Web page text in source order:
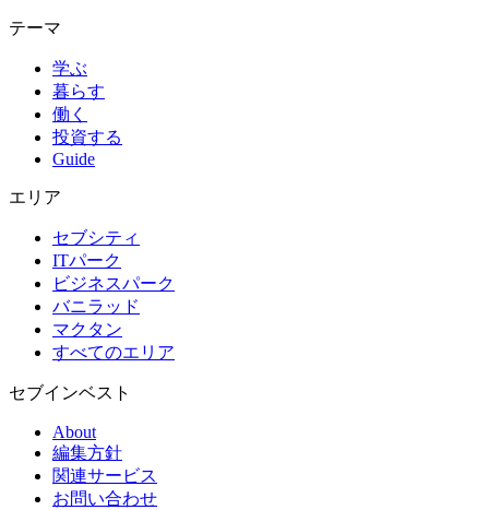
テーマ
学ぶ
暮らす
働く
投資する
Guide
エリア
セブシティ
ITパーク
ビジネスパーク
バニラッド
マクタン
すべてのエリア
セブインベスト
About
編集方針
関連サービス
お問い合わせ